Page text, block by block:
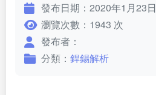
發布日期：2020年1月23日
瀏覽次數：1943 次
發布者：
分類： 銲錫解析